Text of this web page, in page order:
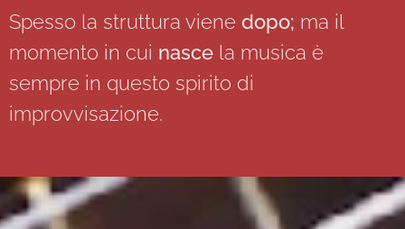
Spesso la struttura viene dopo; ma il
momento in cui nasce la musica è
sempre in questo spirito di
improvvisazione.